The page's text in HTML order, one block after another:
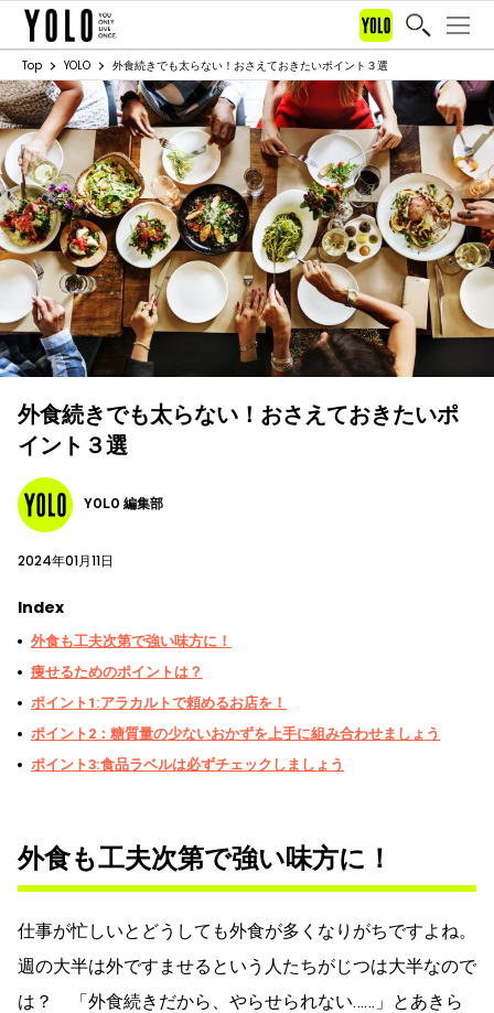
Top YOLO 外食続きでも太らない！おさえておきたいポイント３選
外食続きでも太らない！おさえておきたいポ
イント３選
YOLO 編集部
2024年01月11日
Index
外食も工夫次第で強い味方に！
痩せるためのポイントは？
ポイント1:アラカルトで頼めるお店を！
ポイント2：糖質量の少ないおかずを上手に組み合わせましょう
ポイント3:食品ラベルは必ずチェックしましょう
外食も工夫次第で強い味方に！
仕事が忙しいとどうしても外食が多くなりがちですよね。
週の大半は外ですませるという人たちがじつは大半なので
は？ 「外食続きだから、やらせられない……」とあきら